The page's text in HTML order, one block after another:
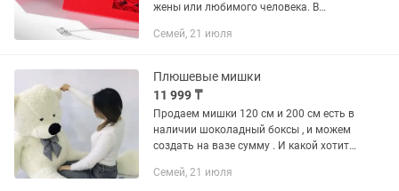
жены или любимого человека. В
ракушке, цепочки и другие варианты
Семей, 21 июля
Плюшевые мишки
11 999 ₸
Продаем мишки 120 см и 200 см есть в
наличии шоколадный боксы , и можем
создать на вазе сумму . И какой хотите
Семей, 21 июля